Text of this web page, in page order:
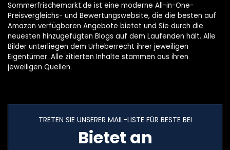
Sommerfrischemarkt.de ist eine moderne All-in-One-
Preisvergleichs- und Bewertungswebsite, die die besten auf
Amazon verfügbaren Angebote bietet und Sie durch die
neuesten hinzugefügten Blogs auf dem Laufenden hält. Alle
Bilder unterliegen dem Urheberrecht ihrer jeweiligen
Eigentümer. Alle zitierten Inhalte stammen aus ihren
jeweiligen Quellen.
TRETEN SIE UNSERER MAIL-LISTE FÜR BESTE BEI
Bietet an